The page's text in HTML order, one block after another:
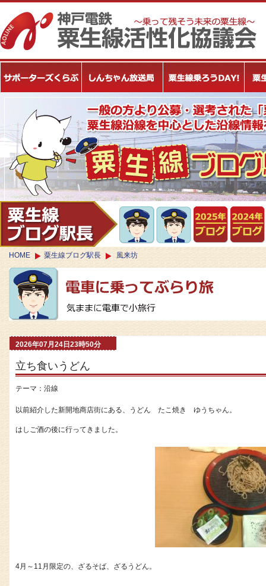
HOME 粟生線ブログ駅長 風来坊
2026年07月24日23時50分
立ち食いうどん
テーマ： 沿線
以前紹介した新開地商店街にある、うどん たこ焼き ゆうちゃん。
はしご酒の後に行ってきました。
4月～11月限定の、ざるそば、ざるうどん。